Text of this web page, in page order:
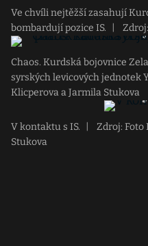
Ve chvíli nejtěžší zasahují
bombardují pozice IS.
Chaos. Kurdská bojovnice
syrských levicových jednotek
Klicperova a Jarmila Stukova
V kontaktu s IS.
Zdroj: Foto
Stukova